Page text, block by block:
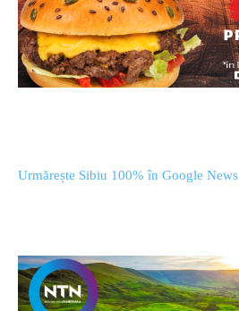
Urmărește Sibiu 100% în Google News